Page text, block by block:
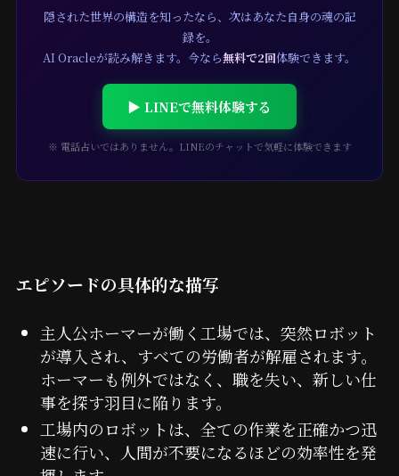
隠された世界の構造を知ったなら、次はあなた自身の魂の記
録を。
AI Oracleが読み解きます。今なら無料で2回体験できます。
▶ LINEで無料体験する
※ 電話占いではありません。LINEのチャットで気軽に体験できます
エピソードの具体的な描写
主人公ホーマーが働く工場では、突然ロボット
が導入され、すべての労働者が解雇されます。
ホーマーも例外ではなく、職を失い、新しい仕
事を探す羽目に陥ります。
工場内のロボットは、全ての作業を正確かつ迅
速に行い、人間が不要になるほどの効率性を発